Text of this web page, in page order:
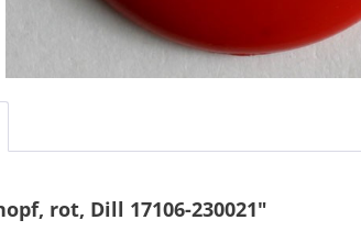
rot, Dill 17106-230021"